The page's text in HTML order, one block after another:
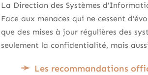
La Direction des Systèmes
Face aux menaces qui ne cessent
que des mises à jour régulières des
seulement la confidentialité, mais
Les recommandations